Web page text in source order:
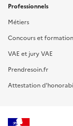
Professionnels
Métiers
Concours et
VAE et jury VAE
Prendresoin.fr
Attestation